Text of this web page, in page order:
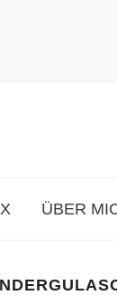
ÜBER